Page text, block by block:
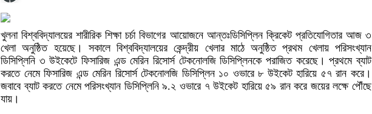
খুলনা বিশ্ববিদ্যালয়ের শারীরিক শিক্ষা চর্চা বিভাগের আয়োজনে আন্তঃডিসিপ্লিন ক্রিকেট প্রতিযোগিতার আজ ৩
খেলা অনুষ্ঠিত হয়েছে। সকালে বিশ্ববিদ্যালয়ের কেন্দ্রীয় খেলার মাঠে অনুষ্ঠিত প্রথম খেলায় পরিসংখ্যান
ডিসিপ্লিনি ৩ উইকেটে ফিসারিজ এন্ড মেরিন রিসোর্স টেকনোলজি ডিসিপ্লিনকে পরাজিত করেছে। প্রথমে ব্যাট
করতে নেমে ফিসারিজ এন্ড মেরিন রিসোর্স টেকনোলজি ডিসিপ্লিন ১০ ওভারে ৮ উইকেট হারিয়ে ৫৭ রান করে।
জবাবে ব্যাট করতে নেমে পরিসংখ্যান ডিসিপ্লিনি ৯.২ ওভারে ৭ উইকেট হারিয়ে ৫৯ রান করে জয়ের লক্ষে পৌঁছে
যায়।